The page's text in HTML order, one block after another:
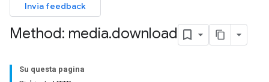
Invia feedback
Method: media.download
Su questa pagina